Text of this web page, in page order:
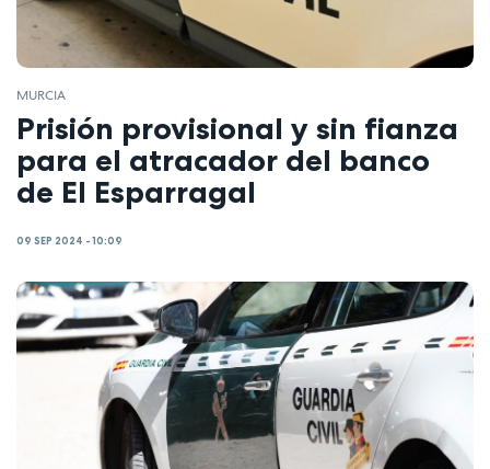
MURCIA
Prisión provisional y sin fianza
para el atracador del banco
de El Esparragal
09 SEP 2024 - 10:09